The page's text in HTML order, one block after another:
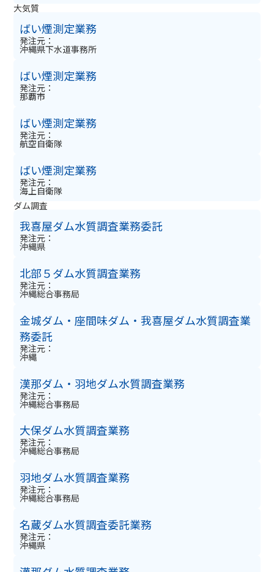
大気質
ばい煙測定業務
発注元：
沖縄県下水道事務所
ばい煙測定業務
発注元：
那覇市
ばい煙測定業務
発注元：
航空自衛隊
ばい煙測定業務
発注元：
海上自衛隊
ダム調査
我喜屋ダム水質調査業務委託
発注元：
沖縄県
北部５ダム水質調査業務
発注元：
沖縄総合事務局
金城ダム・座間味ダム・我喜屋ダム水質調査業
務委託
発注元：
沖縄
漢那ダム・羽地ダム水質調査業務
発注元：
沖縄総合事務局
大保ダム水質調査業務
発注元：
沖縄総合事務局
羽地ダム水質調査業務
発注元：
沖縄総合事務局
名蔵ダム水質調査委託業務
発注元：
沖縄県